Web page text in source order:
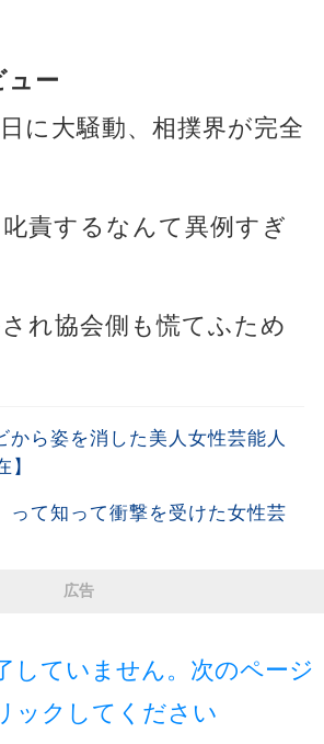
ュー
に大騒動、相撲界が完全
責するなんて異例すぎ
れ協会側も慌てふため
から姿を消した美人女性芸能人
】
って知って衝撃を受けた女性芸
広告
していません。次のページ
ックしてください